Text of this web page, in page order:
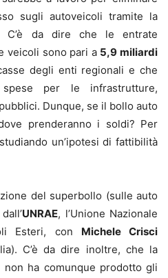
sugli autoveicoli tramite la
C’è da dire che le entrate
veicoli sono pari a 5,9 miliardi
degli enti regionali e che
per le infrastrutture,
Dunque, se il bollo auto
prenderanno i soldi? Per
un’ipotesi di fattibilità
del superbollo (sulle auto
UNRAE, l’Unione Nazionale
Esteri, con Michele Crisci
C’è da dire inoltre, che la
non ha comunque prodotto gli